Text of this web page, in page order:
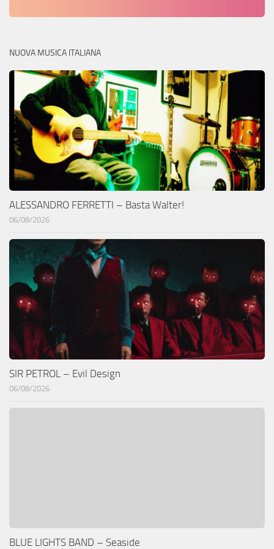
NUOVA MUSICA ITALIANA
ALESSANDRO FERRETTI – Basta Walter!
06/08/2026
SIR PETROL – Evil Design
06/08/2026
BLUE LIGHTS BAND – Seaside